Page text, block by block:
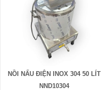
NỒI NẤU ĐIỆN INOX 304 50 LÍT
NND10304